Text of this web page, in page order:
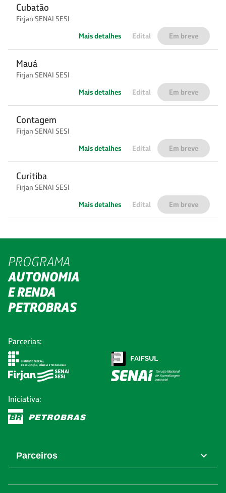
Cubatão
Firjan SENAI SESI
Mais detalhes Edital Em breve
Mauá
Firjan SENAI SESI
Mais detalhes Edital Em breve
Contagem
Firjan SENAI SESI
Mais detalhes Edital Em breve
Curitiba
Firjan SENAI SESI
Mais detalhes Edital Em breve
PROGRAMA
AUTONOMIA
E RENDA
PETROBRAS
Parcerias:
Iniciativa:
Parceiros